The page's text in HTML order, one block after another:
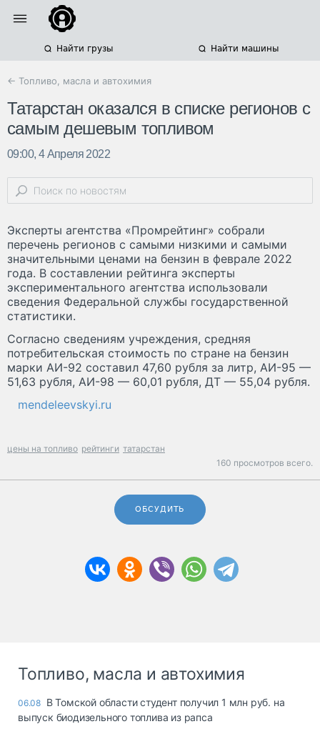
Найти грузы Найти машины
← Топливо, масла и автохимия
Татарстан оказался в списке регионов с
самым дешевым топливом
09:00, 4 Апреля 2022
Эксперты агентства «Промрейтинг» собрали
перечень регионов с самыми низкими и самыми
значительными ценами на бензин в феврале 2022
года. В составлении рейтинга эксперты
экспериментального агентства использовали
сведения Федеральной службы государственной
статистики.
Согласно сведениям учреждения, средняя
потребительская стоимость по стране на бензин
марки АИ-92 составил 47,60 рубля за литр, АИ-95 —
51,63 рубля, АИ-98 — 60,01 рубля, ДТ — 55,04 рубля.
mendeleevskyi.ru
цены на топливо рейтинги татарстан
160 просмотров всего.
ОБСУДИТЬ
Топливо, масла и автохимия
06.08 В Томской области студент получил 1 млн руб. на
выпуск биодизельного топлива из рапса